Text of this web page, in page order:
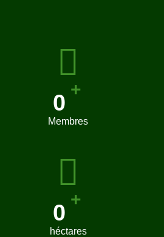
0
+
Membres
0
+
héctares